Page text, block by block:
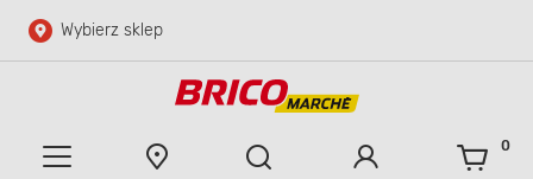
Przejdź do głównej zawartości
Wybierz sklep
0